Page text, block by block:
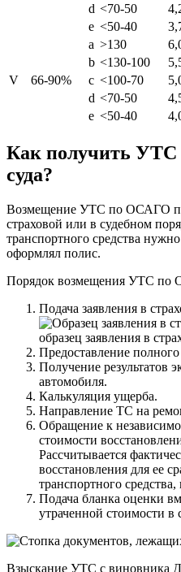
d <70-50
e <50-40
V 66-90%
a >130
b <130-100
c <100-70
d <70-50
e <50-40
Как получить
суда?
Возмещение УТС по ОСАГО
страховой или в судебном
транспортного средства
оформлял полис.
Порядок возмещения УТС по
Подача заявления в
образец заявления в
Предоставление
Получение результатов
автомобиля.
Калькуляция ущерба.
Направление ТС на
Обращение к
стоимости
Рассчитывается
восстановления для ее
транспортного
Подача бланка оценки
утраченной стоимости в
Взыскание УТС с виновника